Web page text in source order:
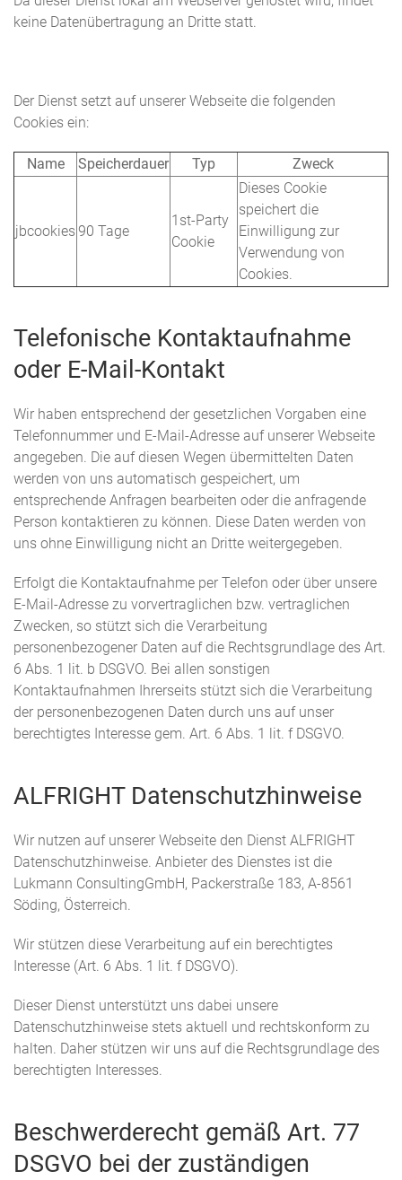
keine Datenübertragung an Dritte statt.
Der Dienst setzt auf unserer Webseite die folgenden
Cookies ein:
Name Speicherdauer Typ Zweck
jbcookies90 Tage
1st-Party
Cookie
Dieses Cookie
speichert die
Einwilligung zur
Verwendung von
Cookies.
Telefonische Kontaktaufnahme
oder E-Mail-Kontakt
Wir haben entsprechend der gesetzlichen Vorgaben eine
Telefonnummer und E-Mail-Adresse auf unserer Webseite
angegeben. Die auf diesen Wegen übermittelten Daten
werden von uns automatisch gespeichert, um
entsprechende Anfragen bearbeiten oder die anfragende
Person kontaktieren zu können. Diese Daten werden von
uns ohne Einwilligung nicht an Dritte weitergegeben.
Erfolgt die Kontaktaufnahme per Telefon oder über unsere
E-Mail-Adresse zu vorvertraglichen bzw. vertraglichen
Zwecken, so stützt sich die Verarbeitung
personenbezogener Daten auf die Rechtsgrundlage des Art.
6 Abs. 1 lit. b DSGVO. Bei allen sonstigen
Kontaktaufnahmen Ihrerseits stützt sich die Verarbeitung
der personenbezogenen Daten durch uns auf unser
berechtigtes Interesse gem. Art. 6 Abs. 1 lit. f DSGVO.
ALFRIGHT Datenschutzhinweise
Wir nutzen auf unserer Webseite den Dienst ALFRIGHT
Datenschutzhinweise. Anbieter des Dienstes ist die
Lukmann ConsultingGmbH, Packerstraße 183, A-8561
Söding, Österreich.
Wir stützen diese Verarbeitung auf ein berechtigtes
Interesse (Art. 6 Abs. 1 lit. f DSGVO).
Dieser Dienst unterstützt uns dabei unsere
Datenschutzhinweise stets aktuell und rechtskonform zu
halten. Daher stützen wir uns auf die Rechtsgrundlage des
berechtigten Interesses.
Beschwerderecht gemäß Art. 77
DSGVO bei der zuständigen